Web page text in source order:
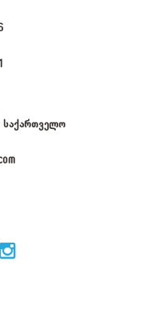
საქართველო